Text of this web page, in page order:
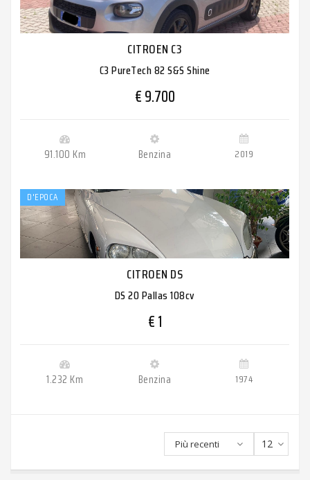
CITROEN C3
C3 PureTech 82 S&S Shine
€ 9.700
91.100 Km Benzina 2019
D'EPOCA
CITROEN DS
DS 20 Pallas 108cv
€ 1
1.232 Km Benzina 1974
12
Più recenti